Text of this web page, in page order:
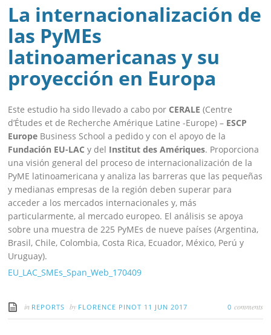
La internacionalización de
las PyMEs
latinoamericanas y su
proyección en Europa
Este estudio ha sido llevado a cabo por CERALE (Centre
d’Études et de Recherche Amérique Latine -Europe) – ESCP
Europe Business School a pedido y con el apoyo de la
Fundación EU-LAC y del Institut des Amériques. Proporciona
una visión general del proceso de internacionalización de la
PyME latinoamericana y analiza las barreras que las pequeñas
y medianas empresas de la región deben superar para
acceder a los mercados internacionales y, más
particularmente, al mercado europeo. El análisis se apoya
sobre una muestra de 225 PyMEs de nueve países (Argentina,
Brasil, Chile, Colombia, Costa Rica, Ecuador, México, Perú y
Uruguay).
EU_LAC_SMEs_Span_Web_170409
in REPORTS by FLORENCE PINOT 11 JUN 2017 0 comments